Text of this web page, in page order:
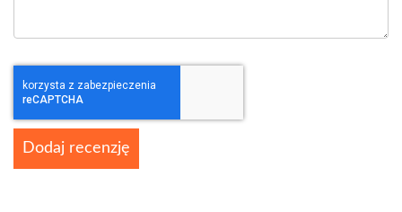
Dodaj recenzję